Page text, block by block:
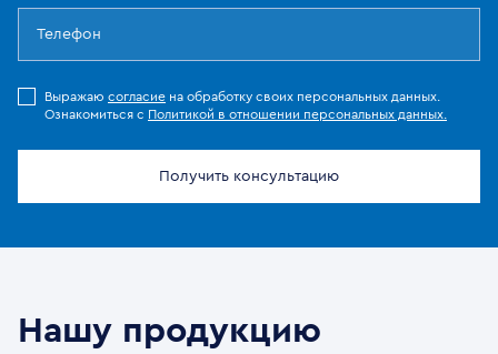
Выражаю согласие на обработку своих персональных данных.
Ознакомиться с Политикой в отношении персональных данных.
Получить консультацию
Нашу продукцию